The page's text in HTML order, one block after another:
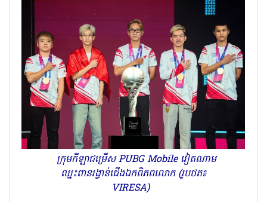
ក្រុមកីឡាជម្រើស PUBG Mobile វៀតណាម
ឈ្នះពានរង្វាន់ជើងឯកពិភពលោក (រូបថត៖
VIRESA)